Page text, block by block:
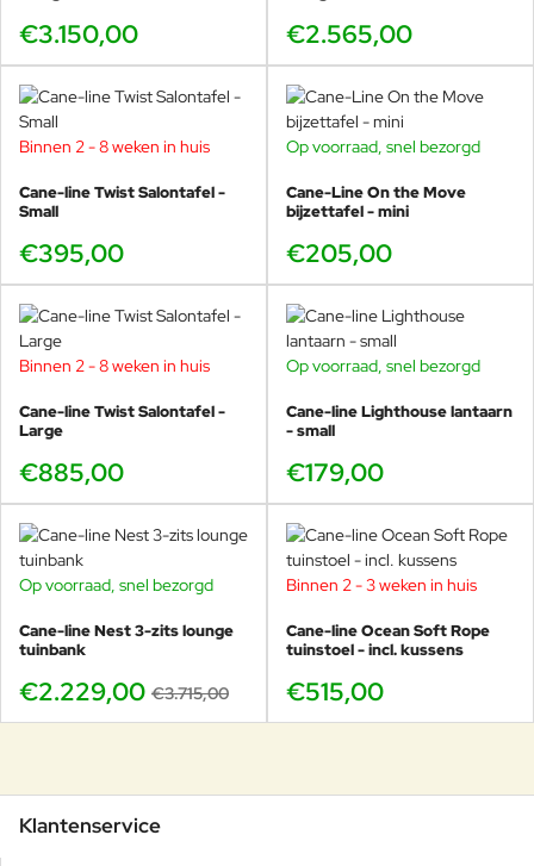
€3.150,00 €2.565,00
Binnen 2 - 8 weken in huis
Cane-line Twist Salontafel -
Small
€395,00
Op voorraad, snel bezorgd
Cane-Line On the Move
bijzettafel - mini
€205,00
Binnen 2 - 8 weken in huis
Cane-line Twist Salontafel -
Large
€885,00
Op voorraad, snel bezorgd
Cane-line Lighthouse lantaarn
- small
€179,00
-40%
Op voorraad, snel bezorgd
Cane-line Nest 3-zits lounge
tuinbank
€2.229,00 €3.715,00
Binnen 2 - 3 weken in huis
Cane-line Ocean Soft Rope
tuinstoel - incl. kussens
€515,00
Klantenservice